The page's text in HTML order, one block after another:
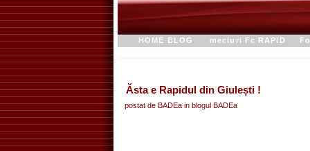
HOME BLOG meciuri Fc RAPID
Ăsta e Rapidul din Giulești !
postat de BADEa in blogul BADEa